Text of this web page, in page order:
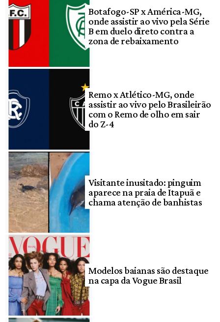
Botafogo-SP x América-MG,
onde assistir ao vivo pela Série
B em duelo direto contra a
zona de rebaixamento
Remo x Atlético-MG, onde
assistir ao vivo pelo Brasileirão
com o Remo de olho em sair
do Z-4
Visitante inusitado: pinguim
aparece na praia de Itapuã e
chama atenção de banhistas
Modelos baianas são destaque
na capa da Vogue Brasil